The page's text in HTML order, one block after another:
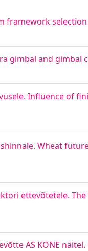
framework selection
gimbal and gimbal
Influence of
Wheat
ettevõtetele.
AS KONE